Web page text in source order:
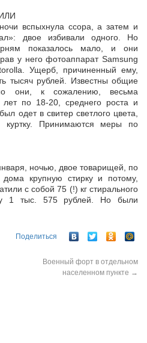
вспыхнула ссора, а затем и
двое избивали одного. Но
показалось мало, и они
у него фотоаппарат Samsung
Ущерб, причиненный ему,
тысяч рублей. Известны общие
они, к сожалению, весьма
по 18-20, среднего роста и
одет в свитер светлого цвета,
Принимаются меры по
ночью, двое товарищей, по
дома крупную стирку и потому,
с собой 75 (!) кг стирального
1 тыс. 575 рублей. Но были
Поделиться
Военный форт в отдельном
населенном пункте →